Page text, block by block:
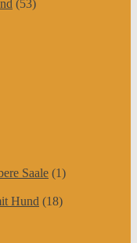
(53)
Saale (1)
Hund (18)